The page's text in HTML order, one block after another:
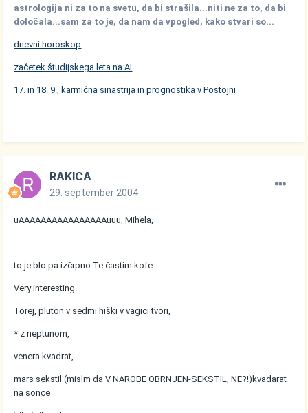
astrologija ni za to na svetu, da bi strašila...niti ne za to, da bi
določala...sam za to je, da nam da vpogled, kako stvari so...
dnevni horoskop
začetek študijskega leta na AI
17. in 18. 9., karmična sinastrija in prognostika v Postojni
RAKICA
29. september 2004
uAAAAAAAAAAAAAAAAuuu, Mihela,
to je blo pa izčrpno.Te častim kofe..
Very interesting.
Torej, pluton v sedmi hiški v vagici tvori,
* z neptunom,
venera kvadrat,
mars sekstil (mislm da V NAROBE OBRNJEN-SEKSTIL, NE?!)kvadarat
na sonce